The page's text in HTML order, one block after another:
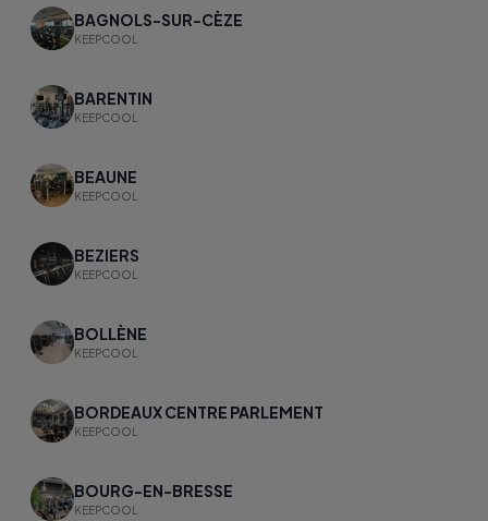
BAGNOLS-SUR-CÈZE
KEEPCOOL
BARENTIN
KEEPCOOL
BEAUNE
KEEPCOOL
BEZIERS
KEEPCOOL
BOLLÈNE
KEEPCOOL
BORDEAUX CENTRE PARLEMENT
KEEPCOOL
BOURG-EN-BRESSE
KEEPCOOL